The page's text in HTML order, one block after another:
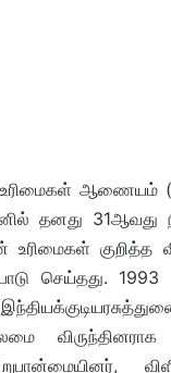
ஆணையம்
தனது 31ஆவது
உரிமைகள் குறித்த
செய்தது.
விருந்தினராக